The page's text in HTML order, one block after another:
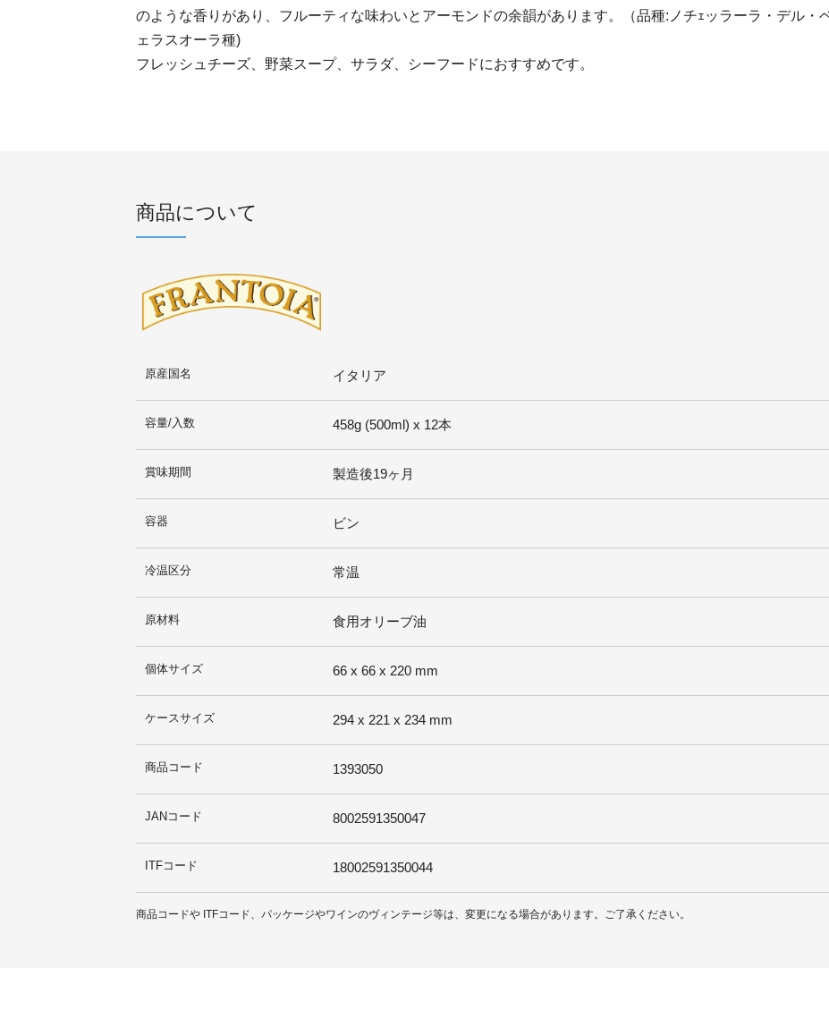
のような香りがあり、フルーティな味わいとアーモンドの余韻があります。（品種:ノチｪッラーラ・デル・
ェラスオーラ種)
フレッシュチーズ、野菜スープ、サラダ、シーフードにおすすめです。
商品について
原産国名 イタリア
容量/入数 458g (500ml) x 12本
賞味期間 製造後19ヶ月
容器 ビン
冷温区分 常温
原材料 食用オリーブ油
個体サイズ 66 x 66 x 220 mm
ケースサイズ 294 x 221 x 234 mm
商品コード 1393050
JANコード 8002591350047
ITFコード 18002591350044
商品コードや ITFコード、パッケージやワインのヴィンテージ等は、変更になる場合があります。ご了承ください。